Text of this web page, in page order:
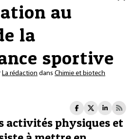
au
la
sportive
La rédaction dans Chimie et biotech
activités physiques et